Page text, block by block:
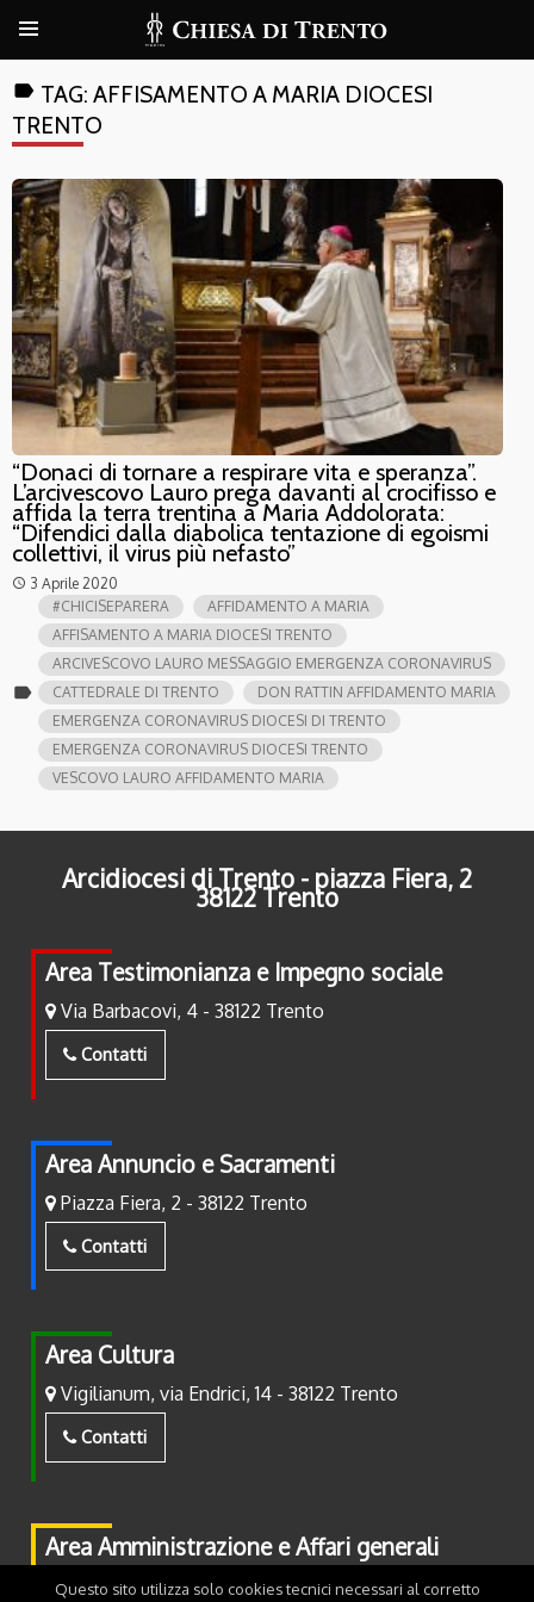
label TAG: AFFISAMENTO A MARIA DIOCESI
TRENTO
“Donaci di tornare a respirare vita e speranza”.
L’arcivescovo Lauro prega davanti al crocifisso e
affida la terra trentina a Maria Addolorata:
“Difendici dalla diabolica tentazione di egoismi
collettivi, il virus più nefasto”
access_time 3 Aprile 2020
label
#CHICISEPARERA
AFFIDAMENTO A MARIA
AFFISAMENTO A MARIA DIOCESI TRENTO
ARCIVESCOVO LAURO MESSAGGIO EMERGENZA CORONAVIRUS
CATTEDRALE DI TRENTO
DON RATTIN AFFIDAMENTO MARIA
EMERGENZA CORONAVIRUS DIOCESI DI TRENTO
EMERGENZA CORONAVIRUS DIOCESI TRENTO
VESCOVO LAURO AFFIDAMENTO MARIA
Arcidiocesi di Trento - piazza Fiera, 2
38122 Trento
Area Testimonianza e Impegno sociale
Via Barbacovi, 4 - 38122 Trento
Contatti
Area Annuncio e Sacramenti
Piazza Fiera, 2 - 38122 Trento
Contatti
Area Cultura
Vigilianum, via Endrici, 14 - 38122 Trento
Contatti
Area Amministrazione e Affari generali
Piazza Fiera, 2 - 38122 Trento
Questo sito utilizza solo cookies tecnici necessari al corretto